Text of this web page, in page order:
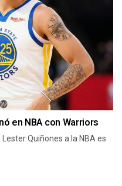
en NBA con Warriors
Quiñones a la NBA es